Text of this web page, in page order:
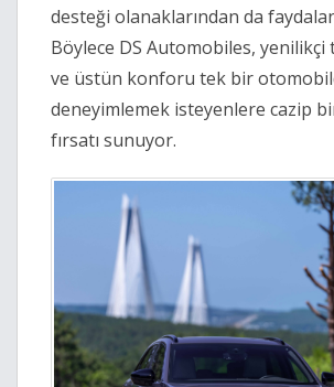
desteği olanaklarından da
Böylece DS Automobiles,
ve üstün konforu tek bir
deneyimlemek isteyenlere cazip
fırsatı sunuyor.